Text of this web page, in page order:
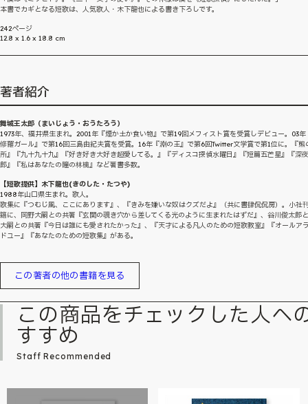
本書でカギとなる短歌は、人気歌人・木下龍也による書き下ろしです。
242ページ
12.8 x 1.6 x 18.8 cm
著者紹介
舞城王太郎（まいじょう・おうたろう）
1973年、福井県生まれ。2001年『煙か土か食い物』で第19回メフィスト賞を受賞しデビュー。03年
修羅ガール』で第16回三島由紀夫賞を受賞。16年『淵の王』で第6回Twitter文学賞で第1位に。『熊
所』『九十九十九』『好き好き大好き超愛してる。』『ディスコ探偵水曜日』『短篇五芒星』『深
郎』『私はあなたの瞳の林檎』など著書多数。
【短歌提供】木下龍也(きのした・たつや)
1988年山口県生まれ。歌人。
歌集に『つむじ風、ここにあります』、『きみを嫌いな奴はクズだよ』（共に書肆侃侃房）。小社
籍に、岡野大嗣との共著『玄関の覗き穴から差してくる光のように生まれたはずだ』、谷川俊太郎
大嗣との共著『今日は誰にも愛されたかった』、『天才による凡人のための短歌教室』『オールア
ドユー』『あなたのための短歌集』がある。
この著者の他の書籍を見る
この商品をチェックした人へ
すすめ
Staff Recommended